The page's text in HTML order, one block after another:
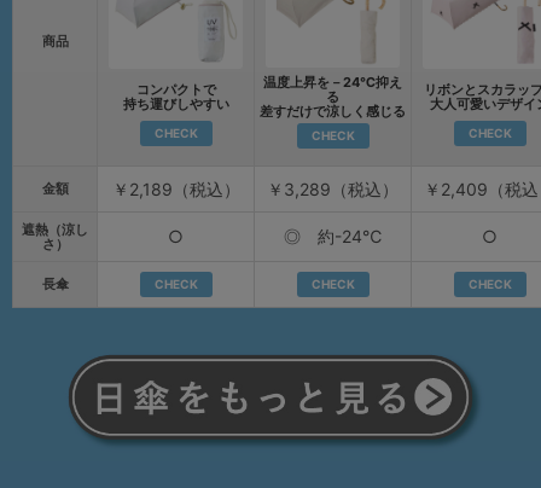
商品
コンパクトで
持ち運びしやすい
CHECK
温度上昇を－24℃抑え
る
差すだけで涼しく感じる
CHECK
リボンとスカラッ
大人可愛いデザイ
CHECK
金額 ￥2,189（税込） ￥3,289（税込） ￥2,409（税
遮熱（涼し
さ）
○ ◎ 約-24℃ ○
長傘 CHECK CHECK CHECK